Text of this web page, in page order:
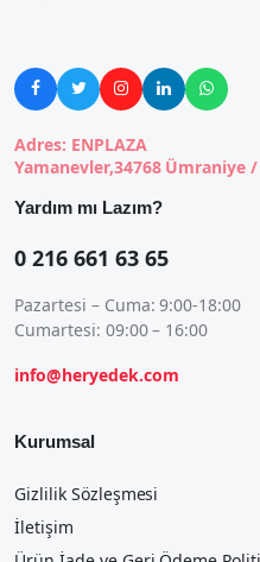
    
Adres: ENPLAZA
Yamanevler,34768 Ümraniye
Yardım mı Lazım?
0 216 661 63 65
Pazartesi – Cuma: 9:00-18:00
Cumartesi: 09:00 – 16:00
info@heryedek.com
Kurumsal
Gizlilik Sözleşmesi
İletişim